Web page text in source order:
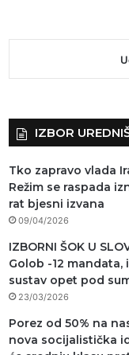
IZBOR
Tko zapravo vlada
Režim se raspada
rat bjesni izvana
09/04/2026
IZBORNI ŠOK U
Golob -12 mandata,
sustav opet pod
23/03/2026
Porez od 50% na
nova socijalistička